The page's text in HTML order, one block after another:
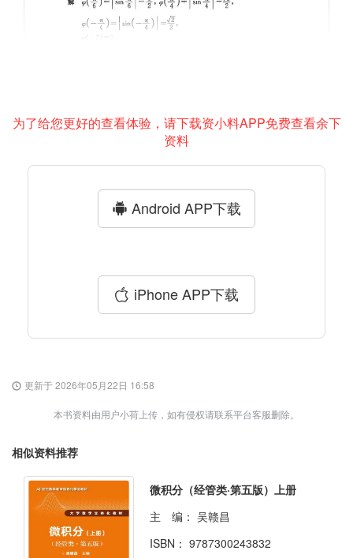
为了给您更好的查看体验，请下载资小料APP免费查看余下
资料
Android APP下载
iPhone APP下载
更新于 2026年05月22日 16:58
本书资料由用户小荷上传，如有侵权请联系平台客服删除。
相似资料推荐
微积分（经管类·第五版）上册
主 编： 吴赣昌
ISBN： 9787300243832